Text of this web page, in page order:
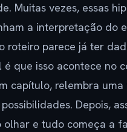
Muitas vezes, essas
a interpretação do
roteiro parece já ter
é que isso acontece no
capítulo, relembra uma
Depois,
olhar e tudo começa a